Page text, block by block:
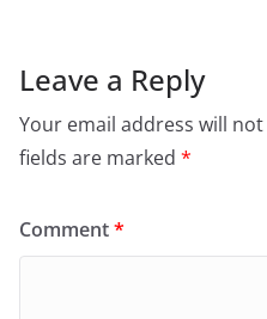
Leave a Reply
Your email address will
fields are marked *
Comment*